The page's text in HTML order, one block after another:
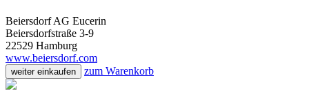
Beiersdorf AG Eucerin
Beiersdorfstraße 3-9
22529 Hamburg
www.beiersdorf.com
weiter einkaufen zum Warenkorb